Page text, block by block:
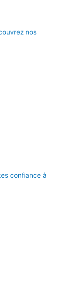
nos
confiance à